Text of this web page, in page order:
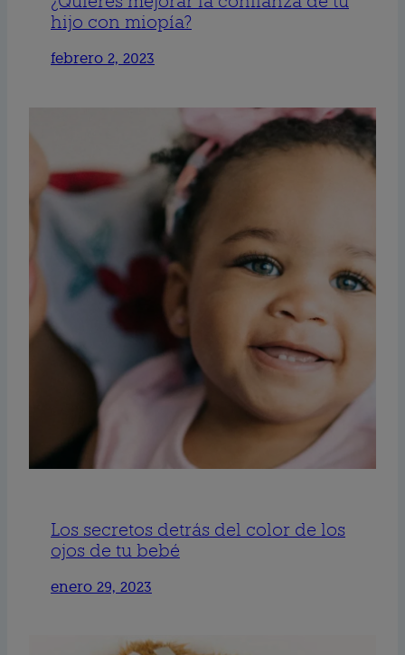
hijo con miopía?
febrero 2, 2023
Los secretos detrás del color de los
ojos de tu bebé
enero 29, 2023